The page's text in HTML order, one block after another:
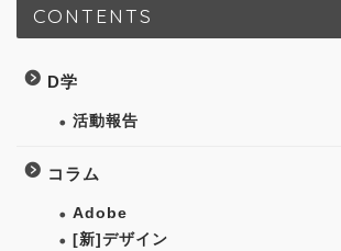
CONTENTS
D学
活動報告
コラム
Adobe
[新]デザイン